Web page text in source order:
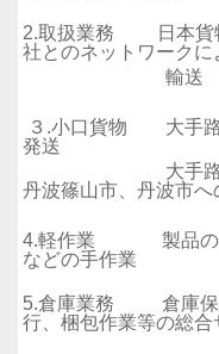
2.取扱業務 日本貨物
社とのネットワークに
輸送
３.小口貨物 大手路
発送
大手路線会社
丹波篠山市、丹波市へ
4.軽作業 製品の検
などの手作業
5.倉庫業務 倉庫保
行、梱包作業等の総合